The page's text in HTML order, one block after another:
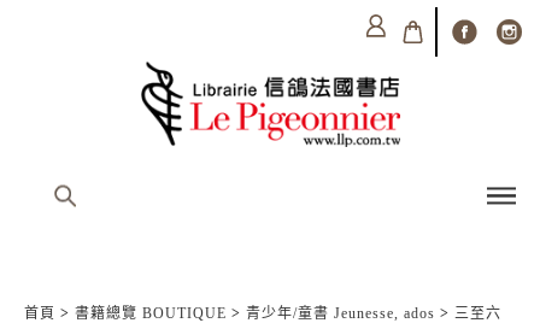
首頁 > 書籍總覽 BOUTIQUE > 青少年/童書 Jeunesse, ados > 三至六